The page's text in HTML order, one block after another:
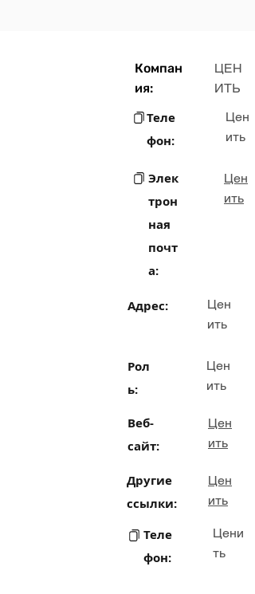
Компан
ия:
ЦЕН
ИТЬ
Теле
фон:
Цен
ить
Элек
трон
ная
почт
а:
Цен
ить
Адрес:
Цен
ить
Рол
ь:
Цен
ить
Веб-
сайт:
Цен
ить
Другие
ссылки:
Цен
ить
Теле
фон:
Цени
ть